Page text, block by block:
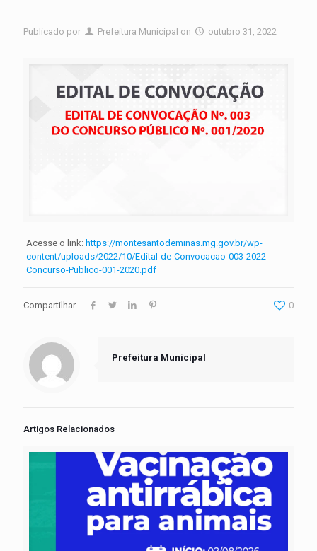
Publicado por Prefeitura Municipal on outubro 31, 2022
Acesse o link: https://montesantodeminas.mg.gov.br/wp-
content/uploads/2022/10/Edital-de-Convocacao-003-2022-
Concurso-Publico-001-2020.pdf
Compartilhar 0
Prefeitura Municipal
Artigos Relacionados